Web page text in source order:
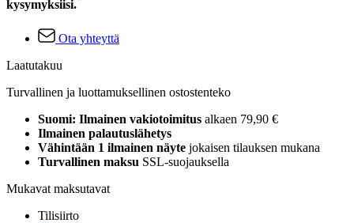
kysymyksiisi.
Ota yhteyttä
Laatutakuu
Turvallinen ja luottamuksellinen ostostenteko
Suomi: Ilmainen vakiotoimitus alkaen 79,90 €
Ilmainen palautuslähetys
Vähintään 1 ilmainen näyte jokaisen tilauksen mukana
Turvallinen maksu SSL-suojauksella
Mukavat maksutavat
Tilisiirto